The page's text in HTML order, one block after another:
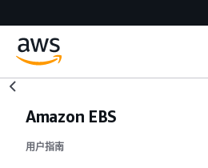
Amazon EBS
用户指南